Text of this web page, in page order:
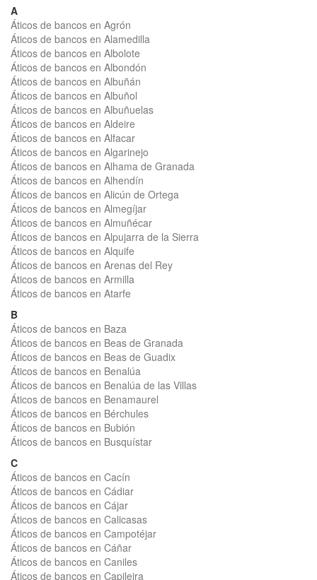
A
Áticos de bancos en Agrón
Áticos de bancos en Alamedilla
Áticos de bancos en Albolote
Áticos de bancos en Albondón
Áticos de bancos en Albuñán
Áticos de bancos en Albuñol
Áticos de bancos en Albuñuelas
Áticos de bancos en Aldeire
Áticos de bancos en Alfacar
Áticos de bancos en Algarinejo
Áticos de bancos en Alhama de Granada
Áticos de bancos en Alhendín
Áticos de bancos en Alicún de Ortega
Áticos de bancos en Almegíjar
Áticos de bancos en Almuñécar
Áticos de bancos en Alpujarra de la Sierra
Áticos de bancos en Alquife
Áticos de bancos en Arenas del Rey
Áticos de bancos en Armilla
Áticos de bancos en Atarfe
B
Áticos de bancos en Baza
Áticos de bancos en Beas de Granada
Áticos de bancos en Beas de Guadix
Áticos de bancos en Benalúa
Áticos de bancos en Benalúa de las Villas
Áticos de bancos en Benamaurel
Áticos de bancos en Bérchules
Áticos de bancos en Bubión
Áticos de bancos en Busquístar
C
Áticos de bancos en Cacín
Áticos de bancos en Cádiar
Áticos de bancos en Cájar
Áticos de bancos en Calicasas
Áticos de bancos en Campotéjar
Áticos de bancos en Cáñar
Áticos de bancos en Caniles
Áticos de bancos en Capileira